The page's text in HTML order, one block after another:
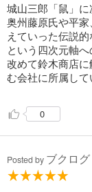
城山三郎「鼠」に
奥州藤原氏や平
えていった伝説
という四次元軸
改めて鈴木商店
む会社に所属して
0
Posted by ブクログ